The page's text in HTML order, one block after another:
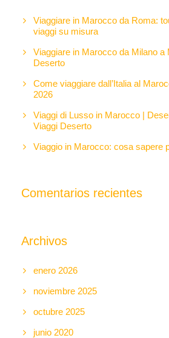
Viaggiare in Marocco da Roma:
viaggi su misura
Viaggiare in Marocco da Milano a
Deserto
Come viaggiare dall’Italia al
2026
Viaggi di Lusso in Marocco |
Viaggi Deserto
Viaggio in Marocco: cosa sapere
Comentarios recientes
Archivos
enero 2026
noviembre 2025
octubre 2025
junio 2020